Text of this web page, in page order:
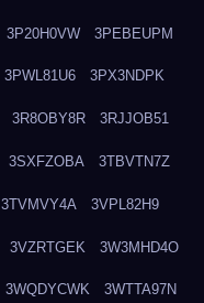
3P20H0VW 3PEBEUPM
3PWL81U6 3PX3NDPK
3R8OBY8R 3RJJOB51
3SXFZOBA 3TBVTN7Z
3TVMVY4A 3VPL82H9
3VZRTGEK 3W3MHD4O
3WQDYCWK 3WTTA97N